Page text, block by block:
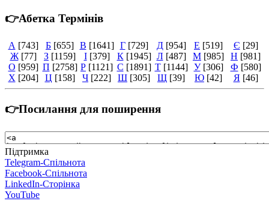
👉Абетка Термінів
А [743] Б [655] В [1641] Г [729] Д [954] Е [519] Є [29]
Ж [77] З [1159] І [379] К [1945] Л [487] М [985] Н [981]
О [959] П [2758] Р [1121] С [1891] Т [1144] У [306] Ф [580]
Х [204] Ц [158] Ч [222] Ш [305] Щ [39] Ю [42] Я [46]
👉Посилання для поширення
Підтримка
Telegram-Спільнота
Facebook-Спільнота
LinkedIn-Сторінка
YouTube